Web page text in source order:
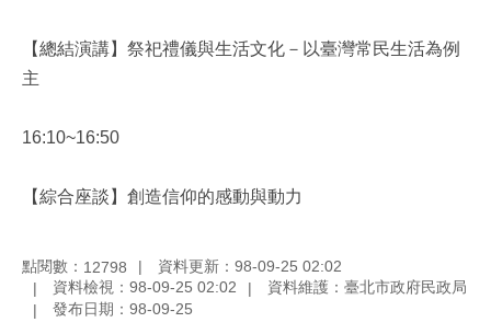
【總結演講】祭祀禮儀與生活文化－以臺灣常民生活為例
主
16:10~16:50
【綜合座談】創造信仰的感動與動力
點閱數： 12798
資料更新：98-09-25 02:02
資料檢視：98-09-25 02:02
資料維護：臺北市政府民政局
發布日期：98-09-25